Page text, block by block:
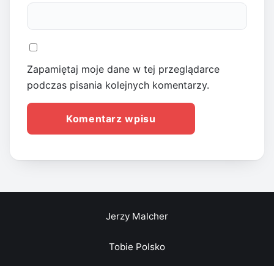
Zapamiętaj moje dane w tej przeglądarce
podczas pisania kolejnych komentarzy.
Jerzy Malcher
Tobie Polsko